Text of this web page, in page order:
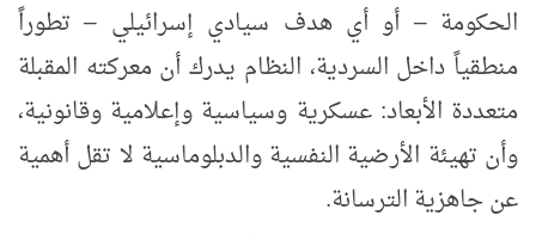
الحكومة– أو أي هدف سيادي إسرائيلي –تطوراً
منطقياً داخل السردية، النظام يدرك أن معركته المقبلة
متعددة الأبعاد: عسكرية وسياسية وإعلامية وقانونية،
وأن تهيئة الأرضية النفسية والدبلوماسية لا تقل أهمية
عن جاهزية الترسانة.